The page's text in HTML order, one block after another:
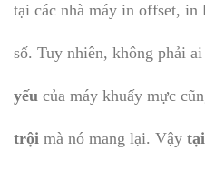
tại các nhà máy in offset,
số. Tuy nhiên, không phải
yếu của máy khuấy mực
trội mà nó mang lại. Vậy